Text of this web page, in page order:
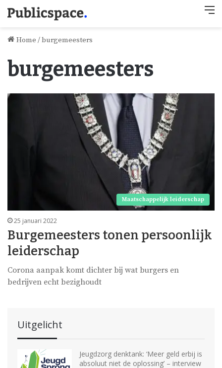
Home /burgemeesters
burgemeesters
Maatschappelijk leiderschap
25 januari 2022
Burgemeesters tonen persoonlijk
leiderschap
Corona aanpak komt dichter bij wat burgers en
bedrijven echt bezighoudt
Uitgelicht
Jeugdzorg denktank: ‘Meer geld erbij is
absoluut niet de oplossing’ – interview